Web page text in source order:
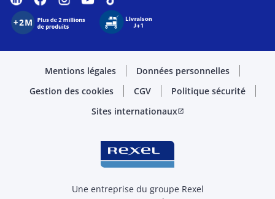
Mentions légales
Données personnelles
Gestion des cookies
CGV
Politique sécurité
Sites internationauxopen_in_new
Une entreprise du groupe Rexel